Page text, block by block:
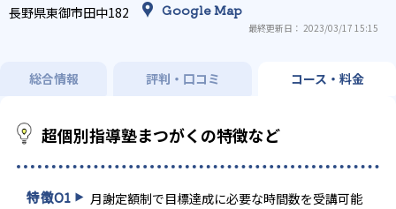
長野県東御市田中182 Google Map
最終更新日： 2023/03/17 15:15
総合情報 評判・口コミ コース・料金
超個別指導塾まつがくの特徴など
特徴01 月謝定額制で目標達成に必要な時間数を受講可能